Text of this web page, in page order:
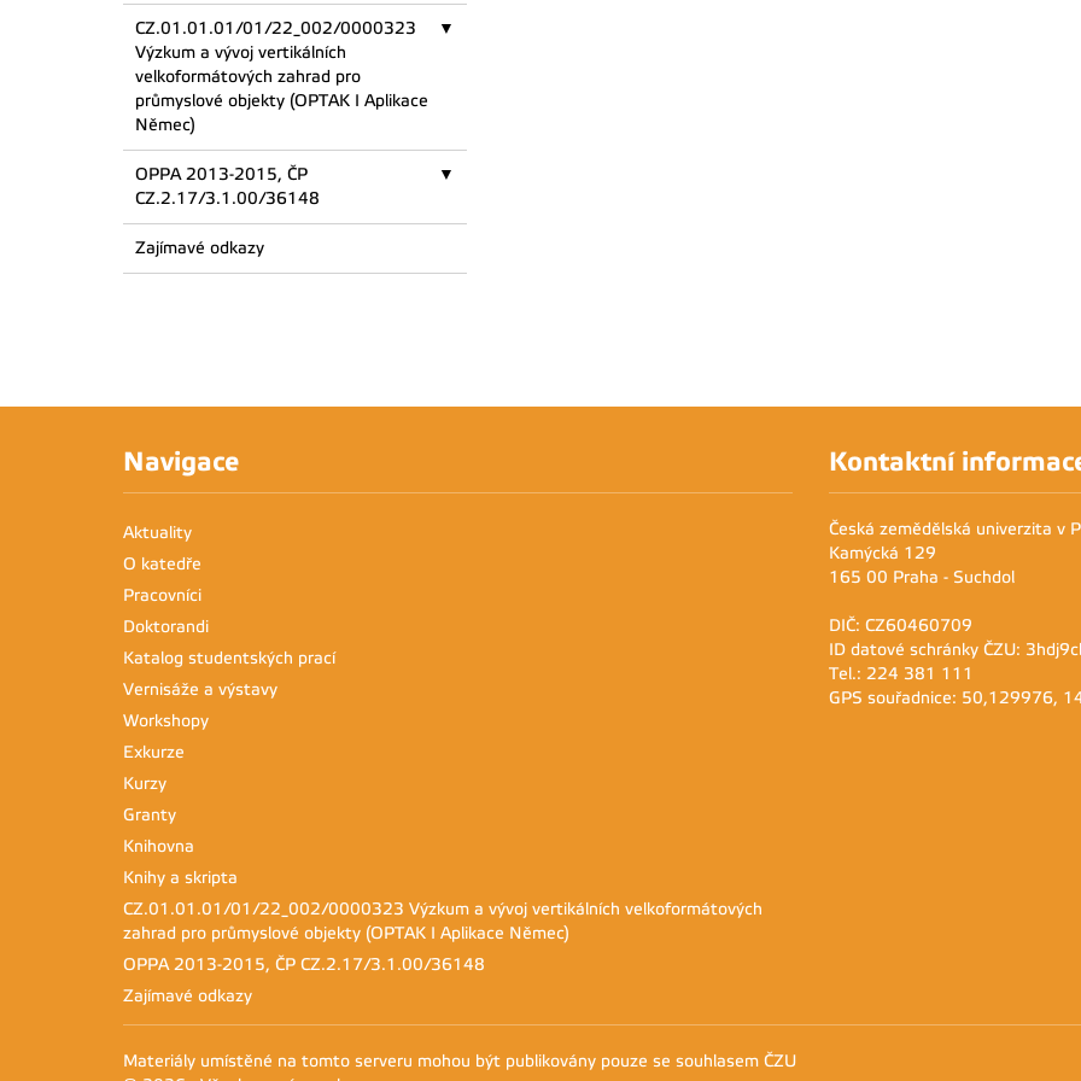
CZ.01.01.01/01/22_002/0000323
Výzkum a vývoj vertikálních
velkoformátových zahrad pro
průmyslové objekty (OPTAK I Aplikace
Němec)
OPPA 2013-2015, ČP
CZ.2.17/3.1.00/36148
Zajímavé odkazy
Navigace
Aktuality
O katedře
Pracovníci
Doktorandi
Katalog studentských prací
Vernisáže a výstavy
Workshopy
Exkurze
Kurzy
Granty
Knihovna
Knihy a skripta
CZ.01.01.01/01/22_002/0000323 Výzkum a vývoj vertikálních velkoformátových
zahrad pro průmyslové objekty (OPTAK I Aplikace Němec)
OPPA 2013-2015, ČP CZ.2.17/3.1.00/36148
Zajímavé odkazy
Kontaktní
Česká zemědělská univerzita v
Kamýcká 129
165 00 Praha - Suchdol
DIČ: CZ60460709
ID datové schránky ČZU:
Tel.: 224 381 111
GPS souřadnice: 50,129976,
Materiály umístěné na tomto serveru mohou být publikovány pouze se souhlasem ČZU